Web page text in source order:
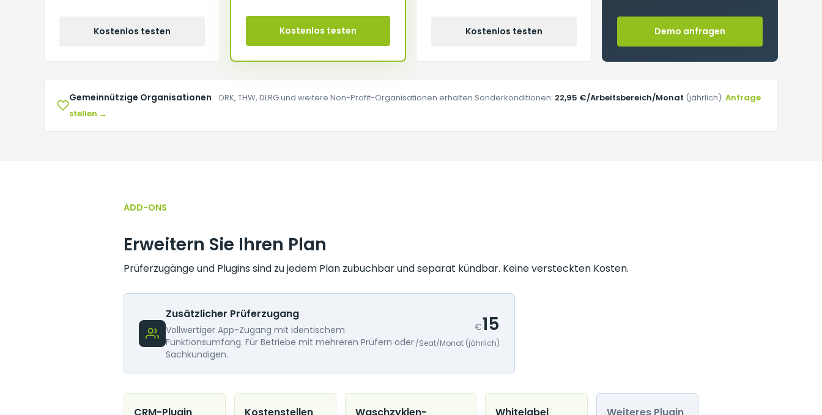
Kostenlos testen Kostenlos testen Kostenlos testen Demo anfragen
Gemeinnützige Organisationen DRK, THW, DLRG und weitere Non-Profit-Organisationen erhalten Sonderkonditionen: 22,95 €/Arbeitsbereich/Monat (jährlich). Anfrage
stellen →
ADD-ONS
Erweitern Sie Ihren Plan
Prüferzugänge und Plugins sind zu jedem Plan zubuchbar und separat kündbar. Keine versteckten Kosten.
Zusätzlicher Prüferzugang
Vollwertiger App-Zugang mit identischem
Funktionsumfang. Für Betriebe mit mehreren Prüfern oder
Sachkundigen.
€15
/Seat/Monat (jährlich)